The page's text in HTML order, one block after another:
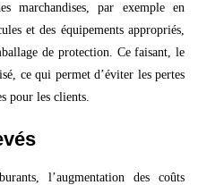
marchandises, par exemple en
et des équipements appropriés,
de protection. Ce faisant, le
ce qui permet d’éviter les pertes
pour les clients.
l’augmentation des coûts